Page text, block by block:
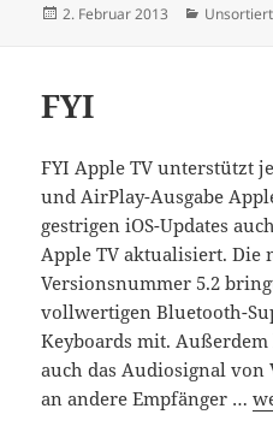
Veröffentlicht
2. Februar 2013 Kategorien
Unsortiert
FYI
FYI Apple TV unterstützt
und AirPlay-Ausgabe
gestrigen iOS-Updates
Apple TV aktualisiert. Die
Versionsnummer 5.2
vollwertigen Bluetooth-
Keyboards mit.
auch das Audiosignal
an andere Empfänger …